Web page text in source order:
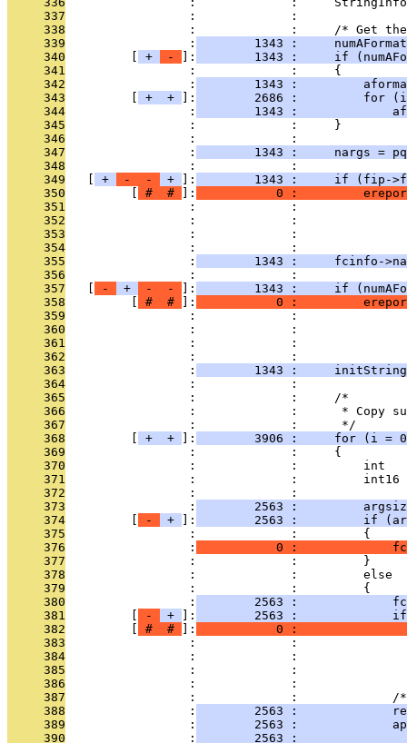
     337
                 :             :
     338
:             :     /* Get
     339
                 :
1343 :
     340
+ - ]:
1343 :     if
     341
                 :             :     {
     342
                 :
1343 :
     343
+ + ]:
2686 :         for
     344
                 :
1343 :
     345
                 :             :     }
     346
                 :             :
     347
                 :
1343 :     nargs =
     348
                 :             :
     349
+ - - + ]:
1343 :     if (fip-
     350
# # ]:
0 :
     351
:             :
     352
:             :
     353
:             :
     354
                 :             :
     355
                 :
1343 :     fcinfo-
     356
                 :             :
     357
- + - - ]:
1343 :     if
     358
# # ]:
0 :
     359
:             :
     360
:             :
     361
:             :
     362
                 :             :
     363
                 :
1343 :
     364
                 :             :
     365
                 :             :     /*
     366
:             :      * Copy
     367
                 :             :      */
     368
+ + ]:
3906 :     for (i =
     369
                 :             :     {
     370
:             :         int
     371
:             :         int16
     372
                 :             :
     373
                 :
2563 :
     374
- + ]:
2563 :         if
     375
                 :             :         {
     376
                 :
0 :
     377
                 :             :         }
     378
                 :             :         else
     379
                 :             :         {
     380
                 :
2563 :
     381
- + ]:
2563 :
     382
# # ]:
0 :
     383
:             :
     384
:             :
     385
:             :
     386
                 :             :
     387
:             :
     388
                 :
2563 :
     389
                 :
2563 :
     390
                 :
2563 :